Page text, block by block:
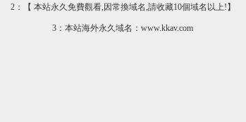
2：【 本站永久免費觀看,因常換域名,請收藏10個域名以上!】
3：本站海外永久域名：www.kkav.com